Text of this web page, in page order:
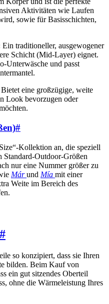
Aktivitäten wie Laufen
sowie für Basisschichten,
Ein traditioneller, ausgewogener
Schicht (Mid-Layer) eignet.
Unterwäsche und passt
Bietet eine großzügige, weite
Look bevorzugen oder
#
Kollektion an, die speziell
Outdoor-Größen
nur eine Nummer größer zu
Már und Mía mit einer
Weite im Bereich des
#
so konzipiert, dass sie Ihren
bilden. Beim Kauf von
ein gut sitzendes Oberteil
ohne die Wärmeleistung Ihres